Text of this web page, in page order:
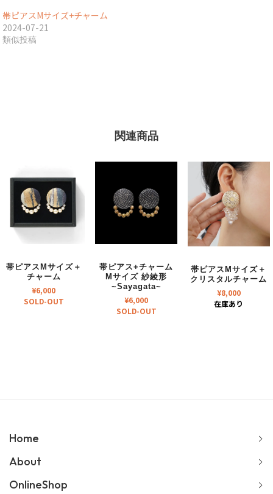
帯ピアスMサイズ+チャーム
2024-07-21
類似投稿
関連商品
帯ピアスMサイズ＋
チャーム
¥6,000
SOLD-OUT
帯ピアス+チャーム
Mサイズ 紗綾形
~Sayagata~
¥6,000
SOLD-OUT
帯ピアスMサイズ＋
クリスタルチャーム
¥8,000
在庫あり
Home
About
OnlineShop